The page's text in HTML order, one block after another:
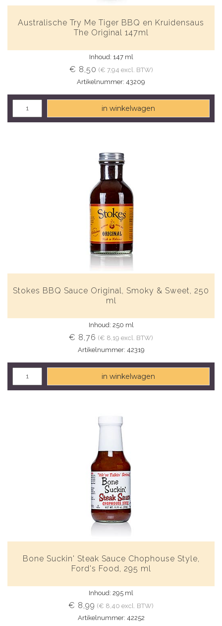
Australische Try Me Tiger BBQ en Kruidensaus
The Original 147ml
Inhoud: 147 ml
€ 8,50 (€ 7,94 excl. BTW)
Artikelnummer: 43209
in winkelwagen
Stokes BBQ Sauce Original, Smoky & Sweet, 250
ml
Inhoud: 250 ml
€ 8,76 (€ 8,19 excl. BTW)
Artikelnummer: 42319
in winkelwagen
Bone Suckin' Steak Sauce Chophouse Style,
Ford's Food, 295 ml
Inhoud: 295 ml
€ 8,99 (€ 8,40 excl. BTW)
Artikelnummer: 42252